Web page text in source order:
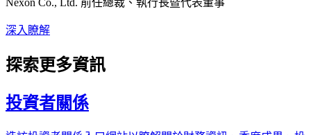
Nexon Co., Ltd. 前任總裁、執行長暨代表董事
深入瞭解
探索更多資訊
投資者關係